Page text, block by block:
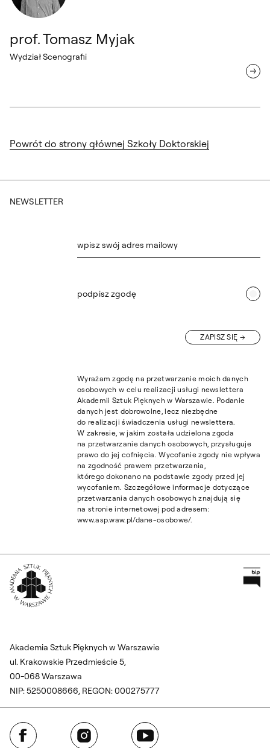
prof. Tomasz Myjak
Wydział Scenografii
Powrót do strony głównej Szkoły Doktorskiej
NEWSLETTER
wpisz swój adres mailowy
podpisz zgodę
ZAPISZ SIĘ
Wyrażam zgodę na przetwarzanie moich danych
osobowych w celu realizacji usługi newslettera
Akademii Sztuk Pięknych w Warszawie. Podanie
danych jest dobrowolne, lecz niezbędne
do realizacji świadczenia usługi newslettera.
W zakresie, w jakim została udzielona zgoda
na przetwarzanie danych osobowych, przysługuje
prawo do jej cofnięcia. Wycofanie zgody nie wpływa
na zgodność prawem przetwarzania,
którego dokonano na podstawie zgody przed jej
wycofaniem. Szczegółowe informacje dotyczące
przetwarzania danych osobowych znajdują się
na stronie internetowej pod adresem:
www.asp.waw.pl/dane-osobowe/.
Akademia Sztuk Pięknych w Warszawie
ul. Krakowskie Przedmieście 5,
00-068 Warszawa
NIP: 5250008666, REGON: 000275777
Facebook Instagram YouTube